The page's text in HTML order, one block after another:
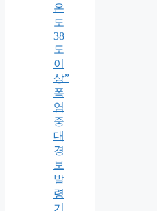
온
도
38
도
이
상”
폭
염
중
대
경
보
발
령
기